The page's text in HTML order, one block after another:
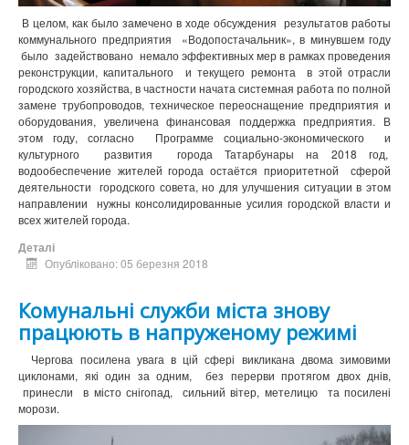
В целом, как было замечено в ходе обсуждения результатов работы
коммунального предприятия «Водопостачальник», в минувшем году
было задействовано немало эффективных мер в рамках проведения
реконструкции, капитального и текущего ремонта в этой отрасли
городского хозяйства, в частности начата системная работа по полной
замене трубопроводов, техническое переоснащение предприятия и
оборудования, увеличена финансовая поддержка предприятия. В
этом году, согласно Программе социально-экономического и
культурного развития города Татарбунары на 2018 год,
водообеспечение жителей города остаётся приоритетной сферой
деятельности городского совета, но для улучшения ситуации в этом
направлении нужны консолидированные усилия городской власти и
всех жителей города.
Деталі
Опубліковано: 05 березня 2018
Комунальні служби міста знову
працюють в напруженому режимі
Чергова посилена увага в цій сфері викликана двома зимовими
циклонами, які один за одним,
без перерви протягом двох днів,
принесли
в місто снігопад, сильний вітер, метелицю
та посилені
морози.